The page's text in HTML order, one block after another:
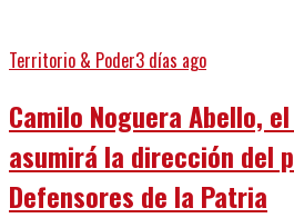
Territorio & Poder3 días ago
Camilo Noguera Abello,
asumirá la dirección del
Defensores de la Patria